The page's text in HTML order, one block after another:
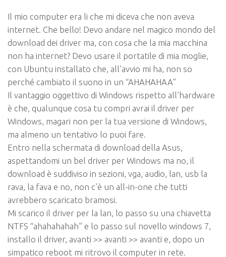
Il mio computer era li che mi diceva che non aveva
internet. Che bello! Devo andare nel magico mondo del
download dei driver ma, con cosa che la mia macchina
non ha internet? Devo usare il portatile di mia moglie,
con Ubuntu installato che, all’avvio mi ha, non so
perché cambiato il suono in un “AHAHAHAA”
Il vantaggio oggettivo di Windows rispetto all’hardware
è che, qualunque cosa tu compri avrai il driver per
Windows, magari non per la tua versione di Windows,
ma almeno un tentativo lo puoi fare.
Entro nella schermata di download della Asus,
aspettandomi un bel driver per Windows ma no, il
download è suddiviso in sezioni, vga, audio, lan, usb la
rava, la fava e no, non c’è un all-in-one che tutti
avrebbero scaricato bramosi.
Mi scarico il driver per la lan, lo passo su una chiavetta
NTFS “ahahahahah” e lo passo sul novello windows 7,
installo il driver, avanti >> avanti >> avanti e, dopo un
simpatico reboot mi ritrovo il computer in rete.